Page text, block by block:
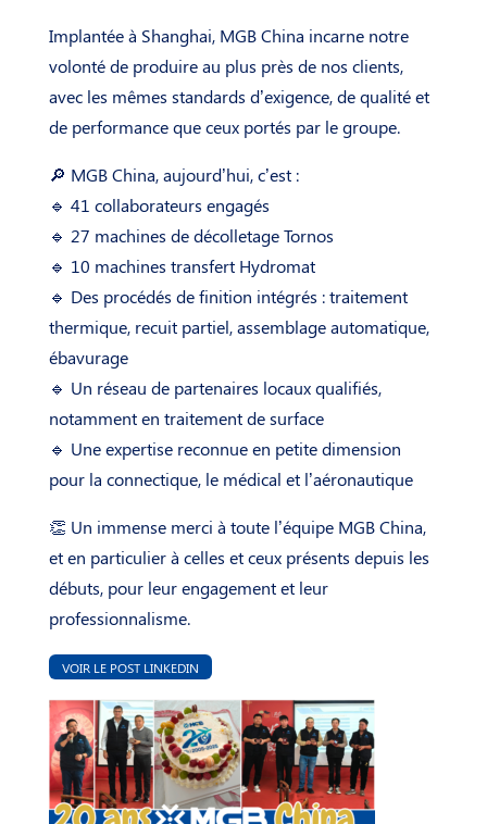
Implantée à Shanghai, MGB China incarne notre
volonté de produire au plus près de nos clients,
avec les mêmes standards d’exigence, de qualité et
de performance que ceux portés par le groupe.
🔎 MGB China, aujourd’hui, c’est :
🔹 41 collaborateurs engagés
🔹 27 machines de décolletage Tornos
🔹 10 machines transfert Hydromat
🔹 Des procédés de finition intégrés : traitement
thermique, recuit partiel, assemblage automatique,
ébavurage
🔹 Un réseau de partenaires locaux qualifiés,
notamment en traitement de surface
🔹 Une expertise reconnue en petite dimension
pour la connectique, le médical et l’aéronautique
👏 Un immense merci à toute l’équipe MGB China,
et en particulier à celles et ceux présents depuis les
débuts, pour leur engagement et leur
professionnalisme.
VOIR LE POST LINKEDIN